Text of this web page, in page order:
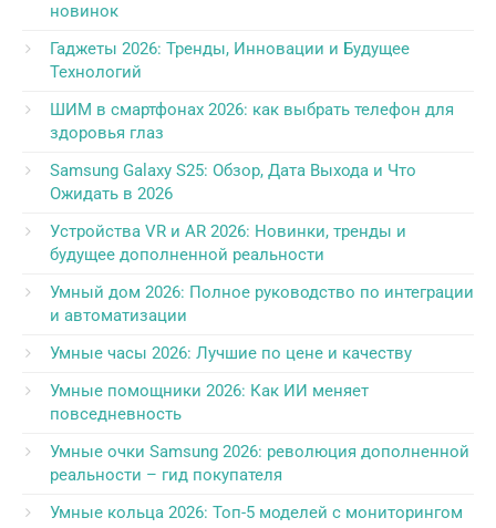
новинок
Гаджеты 2026: Тренды, Инновации и Будущее
Технологий
ШИМ в смартфонах 2026: как выбрать телефон для
здоровья глаз
Samsung Galaxy S25: Обзор, Дата Выхода и Что
Ожидать в 2026
Устройства VR и AR 2026: Новинки, тренды и
будущее дополненной реальности
Умный дом 2026: Полное руководство по интеграции
и автоматизации
Умные часы 2026: Лучшие по цене и качеству
Умные помощники 2026: Как ИИ меняет
повседневность
Умные очки Samsung 2026: революция дополненной
реальности – гид покупателя
Умные кольца 2026: Топ-5 моделей с мониторингом